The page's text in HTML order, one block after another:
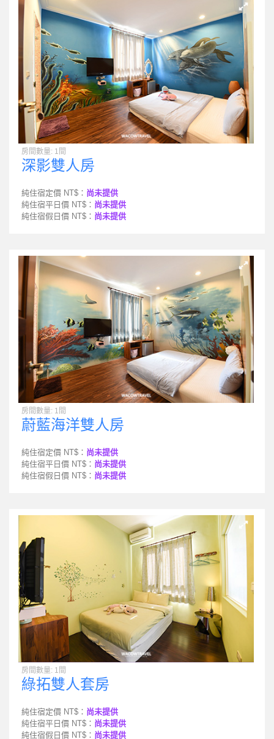
房間數量: 1間
深影雙人房
純住宿定價 NT$： 尚未提供
純住宿平日價 NT$： 尚未提供
純住宿假日價 NT$： 尚未提供
房間數量: 1間
蔚藍海洋雙人房
純住宿定價 NT$： 尚未提供
純住宿平日價 NT$： 尚未提供
純住宿假日價 NT$： 尚未提供
房間數量: 1間
綠拓雙人套房
純住宿定價 NT$： 尚未提供
純住宿平日價 NT$： 尚未提供
純住宿假日價 NT$： 尚未提供